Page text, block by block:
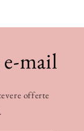
mail
offerte